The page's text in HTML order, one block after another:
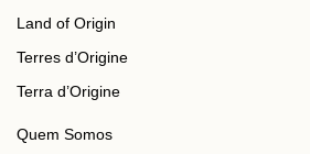
Land of Origin
Terres d’Origine
Terra d’Origine
Quem Somos